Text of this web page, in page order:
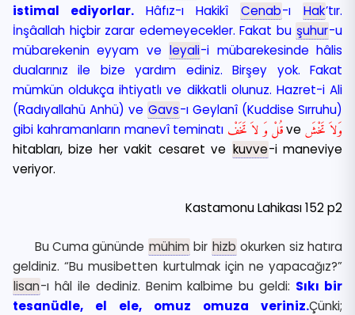
istimal ediyorlar. Hâfız-ı Hakikî Cenab-ı Hak’tır.
İnşâallah hiçbir zarar edemeyecekler. Fakat bu şuhur-u
mübarekenin eyyam ve leyali-i mübarekesinde hâlis
dualarınız ile bize yardım ediniz. Birşey yok. Fakat
mümkün oldukça ihtiyatlı ve dikkatli olunuz. Hazret-i Ali
(Radıyallahü Anhü) ve Gavs-ı Geylanî (Kuddise Sırruhu)
gibi kahramanların manevî teminatı
قُلْ وَ لاَ تَخَفْve وَلاَ تَخْشَ
hitabları, bize her vakit cesaret ve kuvve-i maneviye
veriyor.
Kastamonu Lahikası 152 p2
Bu Cuma gününde mühim bir hizb okurken siz hatıra
geldiniz. “Bu musibetten kurtulmak için ne yapacağız?”
lisan-ı hâl ile dediniz. Benim kalbime bu geldi: Sıkı bir
tesanüdle, el ele, omuz omuza veriniz.Çünki;